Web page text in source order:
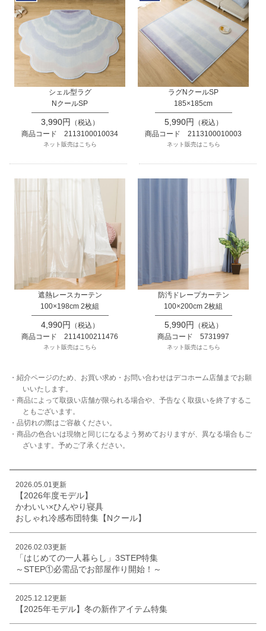
シェル型ラグ
NクールSP
3,990円
（税込）
商品コード 2113100010034
ネット販売はこちら
ラグNクールSP
185×185cm
5,990円
（税込）
商品コード 2113100010003
ネット販売はこちら
遮熱レースカーテン
100×198cm 2枚組
4,990円
（税込）
商品コード 2114100211476
ネット販売はこちら
防汚ドレープカーテン
100×200cm 2枚組
5,990円
（税込）
商品コード 5731997
ネット販売はこちら
・紹介ページのため、お買い求め・お問い合わせはデコホーム店舗までお願
いいたします。
・商品によって取扱い店舗が限られる場合や、予告なく取扱いを終了するこ
ともございます。
・品切れの際はご容赦ください。
・商品の色合いは現物と同じになるよう努めておりますが、異なる場合もご
ざいます。予めご了承ください。
2026.05.01更新
【2026年度モデル】
かわいい×ひんやり寝具
おしゃれ冷感布団特集【Nクール】
2026.02.03更新
「はじめての一人暮らし」3STEP特集
～STEP①必需品でお部屋作り開始！～
2025.12.12更新
【2025年モデル】冬の新作アイテム特集